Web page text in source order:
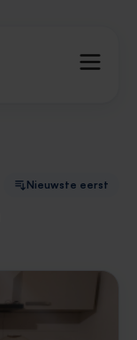
Nieuwste eerst